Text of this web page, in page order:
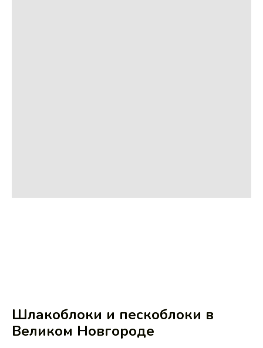
Шлакоблоки и пескоблоки в
Великом Новгороде